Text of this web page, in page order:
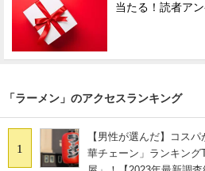
当たる！読者ア
「ラーメン」のアクセスランキング
1
【男性が選んだ】コス
華チェーン」ランキン